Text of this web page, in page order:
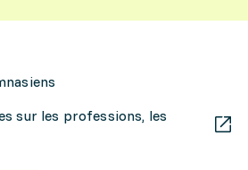
sur les professions, les